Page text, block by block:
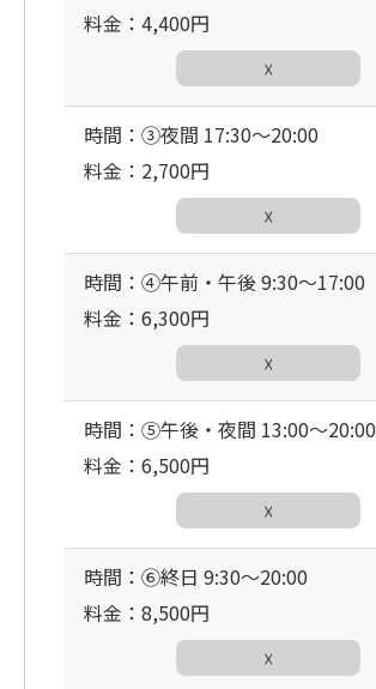
料金：4,400円
☓
時間：③夜間 17:30〜20:00
料金：2,700円
☓
時間：④午前・午後 9:30〜17:00
料金：6,300円
☓
時間：⑤午後・夜間 13:00〜20:00
料金：6,500円
☓
時間：⑥終日 9:30〜20:00
料金：8,500円
☓